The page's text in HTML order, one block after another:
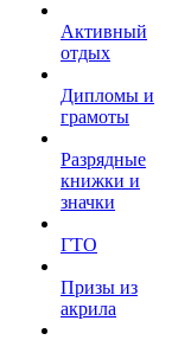
Активный
отдых
Дипломы и
грамоты
Разрядные
книжки и
значки
ГТО
Призы из
акрила